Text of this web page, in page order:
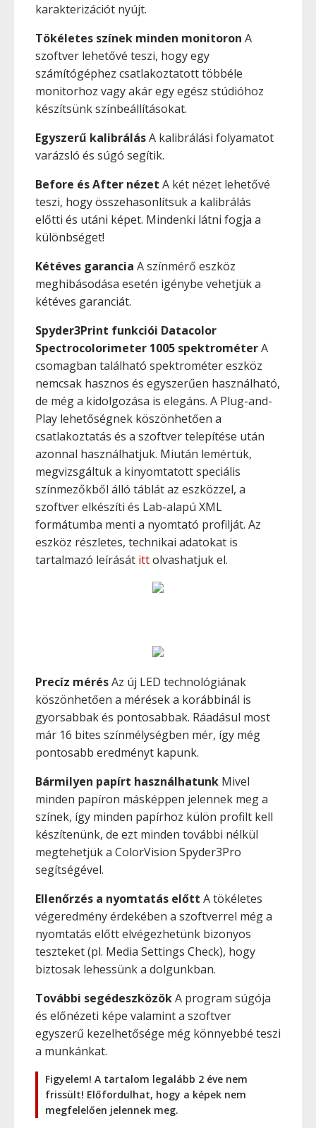
karakterizációt nyújt.
Tökéletes színek minden monitoron A
szoftver lehetővé teszi, hogy egy
számítógéphez csatlakoztatott többéle
monitorhoz vagy akár egy egész stúdióhoz
készítsünk színbeállításokat.
Egyszerű kalibrálásA kalibrálási folyamatot
varázsló és súgó segítik.
Before és After nézet A két nézet lehetővé
teszi, hogy összehasonlítsuk a kalibrálás
előtti és utáni képet. Mindenki látni fogja a
különbséget!
Kétéves garancia A színmérő eszköz
meghibásodása esetén igénybe vehetjük a
kétéves garanciát.
Spyder3Print funkciói Datacolor
Spectrocolorimeter 1005 spektrométerA
csomagban található spektrométer eszköz
nemcsak hasznos és egyszerűen használható,
de még a kidolgozása is elegáns. A Plug-and-
Play lehetőségnek köszönhetően a
csatlakoztatás és a szoftver telepítése után
azonnal használhatjuk. Miután lemértük,
megvizsgáltuk a kinyomtatott speciális
színmezőkből álló táblát az eszközzel, a
szoftver elkészíti és Lab-alapú XML
formátumba menti a nyomtató profilját. Az
eszköz részletes, technikai adatokat is
tartalmazó leírását ittolvashatjuk el.
Precíz mérésAz új LED technológiának
köszönhetően a mérések a korábbinál is
gyorsabbak és pontosabbak. Ráadásul most
már 16 bites színmélységben mér, így még
pontosabb eredményt kapunk.
Bármilyen papírt használhatunk Mivel
minden papíron másképpen jelennek meg a
színek, így minden papírhoz külön profilt kell
készítenünk, de ezt minden további nélkül
megtehetjük a ColorVision Spyder3Pro
segítségével.
Ellenőrzés a nyomtatás előtt A tökéletes
végeredmény érdekében a szoftverrel még a
nyomtatás előtt elvégezhetünk bizonyos
teszteket (pl. Media Settings Check), hogy
biztosak lehessünk a dolgunkban.
További segédeszközökA program súgója
és előnézeti képe valamint a szoftver
egyszerű kezelhetősége még könnyebbé teszi
a munkánkat.
Figyelem! A tartalom legalább 2 éve nem
frissült! Előfordulhat, hogy a képek nem
megfelelően jelennek meg.